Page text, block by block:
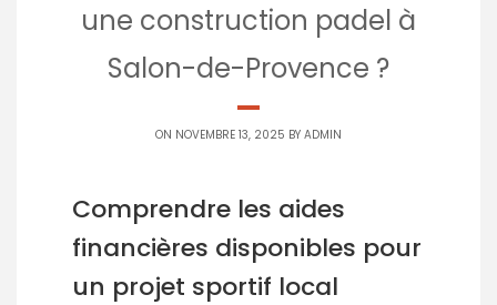
une construction padel à
Salon-de-Provence ?
ON NOVEMBRE 13, 2025 BY ADMIN
Comprendre les aides
financières disponibles pour
un projet sportif local